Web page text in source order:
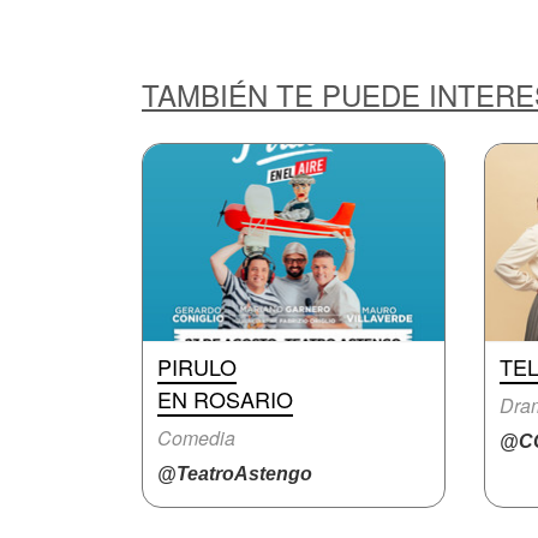
TAMBIÉN TE PUEDE
PIRULO
EN ROSARIO
Comedia
@TeatroAstengo